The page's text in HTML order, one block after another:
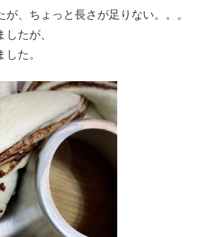
が、ちょっと長さが足りない。。。
たが、
た。